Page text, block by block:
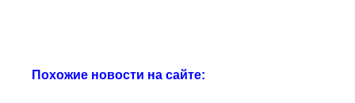
Похожие новости на сайте: